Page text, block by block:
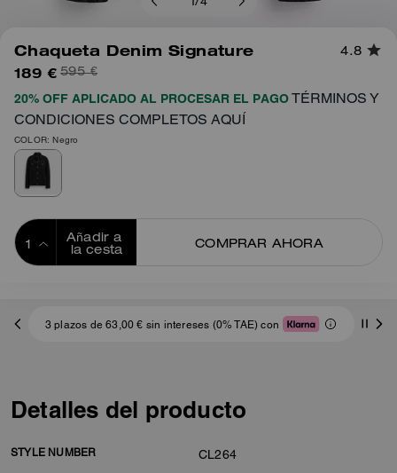
/4
Chaqueta Denim Signature 4.8
189 € 595 €
20% OFF APLICADO AL PROCESAR EL PAGOTÉRMINOS Y
CONDICIONES COMPLETOS AQUÍ
COLOR: Negro
Añadir a
la cesta
COMPRAR AHORA
3 plazos de 63,00 € sin intereses (0% TAE) con
Detalles del producto
STYLE NUMBER CL264